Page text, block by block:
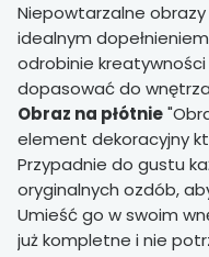
Niepowtarzalne
idealnym
odrobinie
dopasować do
Obraz na płótnie
element dekoracyjny
Przypadnie do gustu
oryginalnych ozdób,
Umieść go w swoim
już kompletne i nie